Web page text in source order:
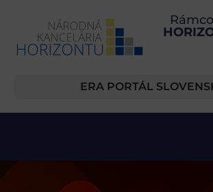
ERA PORTÁL